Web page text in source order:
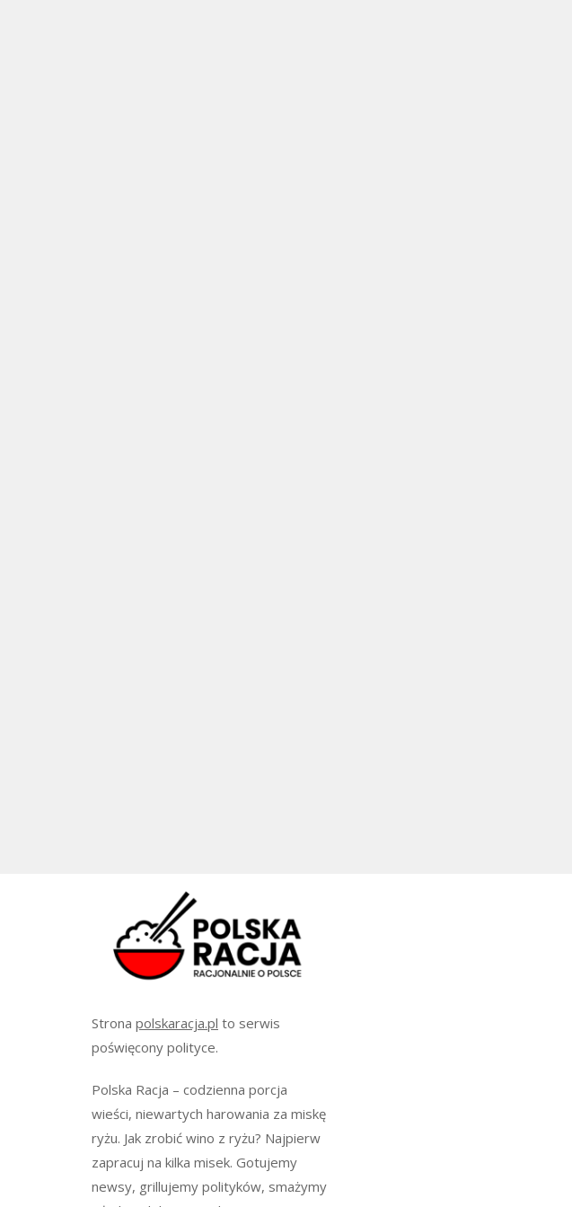
Strona polskaracja.pl to serwis
poświęcony polityce.
Polska Racja – codzienna porcja
wieści, niewartych harowania za miskę
ryżu. Jak zrobić wino z ryżu? Najpierw
zapracuj na kilka misek. Gotujemy
newsy, grillujemy polityków, smażymy